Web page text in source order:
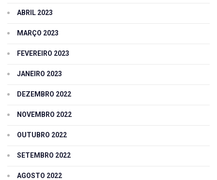
ABRIL 2023
MARÇO 2023
FEVEREIRO 2023
JANEIRO 2023
DEZEMBRO 2022
NOVEMBRO 2022
OUTUBRO 2022
SETEMBRO 2022
AGOSTO 2022